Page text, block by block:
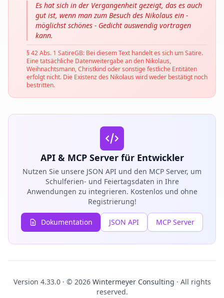
Es hat sich in der Vergangenheit gezeigt, das es auch
gut ist, wenn man zum Besuch des Nikolaus ein -
möglichst schönes - Gedicht auswendig vortragen
kann.
§ 42 Abs. 1 SatireGB: Bei diesem Text handelt es sich um Satire.
Eine tatsächliche Datenweitergabe an den Nikolaus,
Weihnachtsmann, Christkind oder sonstige festliche Entitäten
erfolgt nicht. Die Existenz des Nikolaus wird weder bestätigt noch
bestritten.
API & MCP Server für Entwickler
Nutzen Sie unsere JSON API und den MCP Server, um
Schulferien- und Feiertagsdaten in Ihre
Anwendungen zu integrieren. Kostenlos und ohne
Registrierung!
Dokumentation JSON API MCP Server
Version 4.33.0 · © 2026 Wintermeyer Consulting · All rights
reserved.